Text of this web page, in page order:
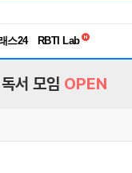
스24
독서유형검사
RBTI Lab
서 모임 OPEN